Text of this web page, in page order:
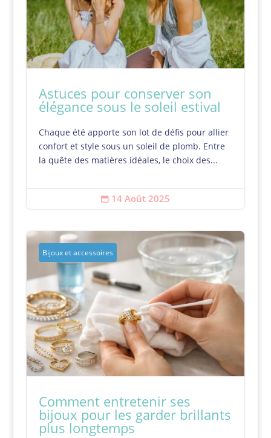
Astuces pour conserver son
élégance sous le soleil estival
Chaque été apporte son lot de défis pour allier
confort et style sous un soleil de plomb. Entre
la quête des matières idéales, le choix des...
 14 Août 2025
Bijoux et accessoires
Comment entretenir ses
bijoux pour les garder brillants
plus longtemps